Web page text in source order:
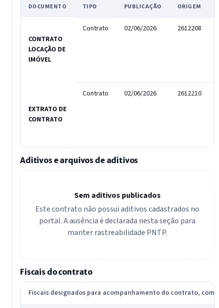
DOCUMENTO TIPO PUBLICAÇÃO ORIGEM
CONTRATO
LOCAÇÃO DE
IMÓVEL
Contrato 02/06/2026 2612208
EXTRATO DE
CONTRATO
Contrato 02/06/2026 2612210
Aditivos e arquivos de aditivos
Sem aditivos publicados
Este contrato não possui aditivos cadastrados no
portal. A ausência é declarada nesta seção para
manter rastreabilidade PNTP.
Fiscais do contrato
Fiscais designados para acompanhamento do contrato, com